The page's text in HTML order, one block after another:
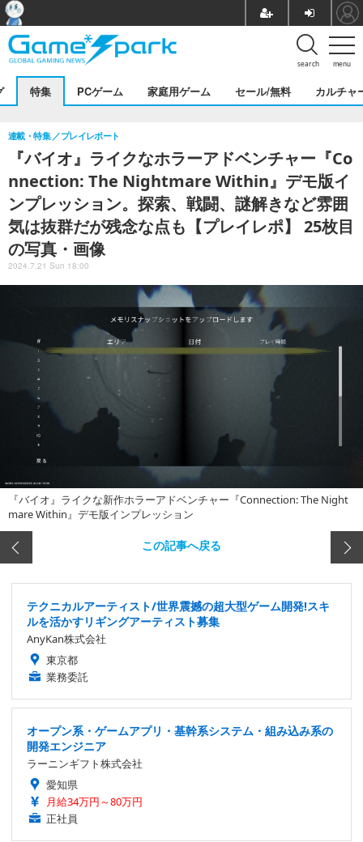
menu
search
特集 PCゲーム 家庭用ゲーム セール/無料 カルチャ
『バイオ』ライクなホラーアドベンチャー『Co
nnection: The Nightmare Within』デモ版イ
ンプレッション。探索、戦闘、謎解きなど雰囲
気は抜群だが残念な点も【プレイレポ】 25枚目
の写真・画像
連載・特集 プレイレポート
2024.7.21 Sun 18:00
『バイオ』ライクな新作ホラーアドベンチャー『Connection: The Night
mare Within』デモ版インプレッション
この記事へ戻る
テクニカルアーティスト/世界震撼の超大型ゲーム開発!スキ
ルを活かすリギングアーティスト募集
AnyKan株式会社
東京都
業務委託
オープン系・ゲームアプリ・基幹系システム・組み込み系の
開発エンジニア
ラーニンギフト株式会社
愛知県
月給34万円～80万円
正社員